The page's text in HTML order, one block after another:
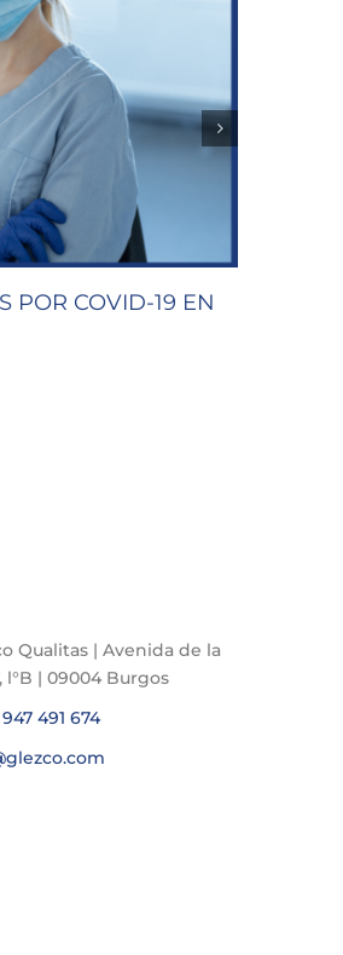
POR COVID-19 EN
Qualitas | Avenida de la
l°B | 09004 Burgos
491 674